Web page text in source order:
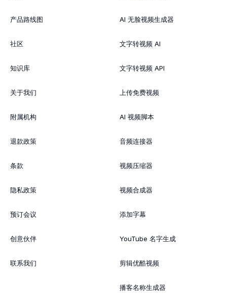
产品路线图
社区
知识库
关于我们
附属机构
退款政策
条款
隐私政策
预订会议
创意伙伴
联系我们
AI 无脸视频生成器
文字转视频 AI
文字转视频 API
上传免费视频
AI 视频脚本
音频连接器
视频压缩器
视频合成器
添加字幕
YouTube 名字生成
剪辑优酷视频
播客名称生成器